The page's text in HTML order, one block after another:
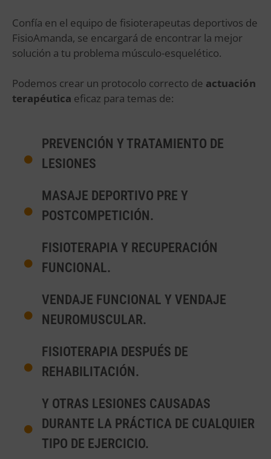
Confía en el equipo de fisioterapeutas deportivos de
FisioAmanda, se encargará de encontrar la mejor
solución a tu problema músculo-esquelético.
Podemos crear un protocolo correcto de actuación
terapéutica eficaz para temas de:
PREVENCIÓN Y TRATAMIENTO DE
LESIONES
MASAJE DEPORTIVO PRE Y
POSTCOMPETICIÓN.
FISIOTERAPIA Y RECUPERACIÓN
FUNCIONAL.
VENDAJE FUNCIONAL Y VENDAJE
NEUROMUSCULAR.
FISIOTERAPIA DESPUÉS DE
REHABILITACIÓN.
Y OTRAS LESIONES CAUSADAS
DURANTE LA PRÁCTICA DE CUALQUIER
TIPO DE EJERCICIO.